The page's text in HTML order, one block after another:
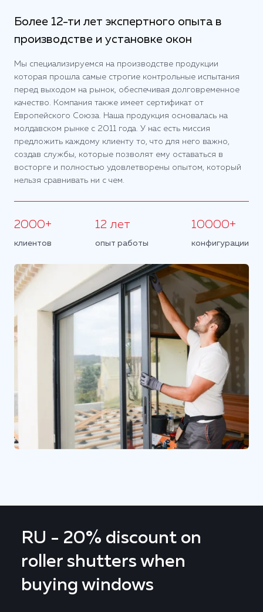
Более 12-ти лет экспертного опыта в
производстве и установке окон
Мы специализируемся на производстве продукции
которая прошла самые строгие контрольные испытания
перед выходом на рынок, обеспечивая долговременное
качество. Компания также имеет сертификат от
Европейского Союза. Наша продукция основалась на
молдавском рынке с 2011 года. У нас есть миссия
предложить каждому клиенту то, что для него важно,
создав службы, которые позволят ему оставаться в
восторге и полностью удовлетворены опытом, который
нельзя сравнивать ни с чем.
2000+
клиентов
12 лет
опыт работы
10000+
конфигурации
RU - 20% discount on
roller shutters when
buying windows